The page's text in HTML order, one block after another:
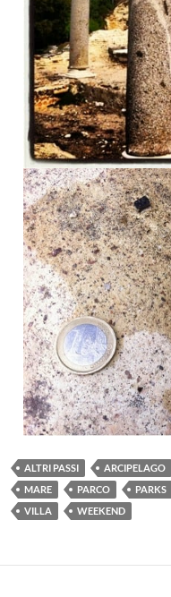
ALTRI PASSI ARCIPELAGO
MARE
PARCO PARKS
VILLA
WEEKEND